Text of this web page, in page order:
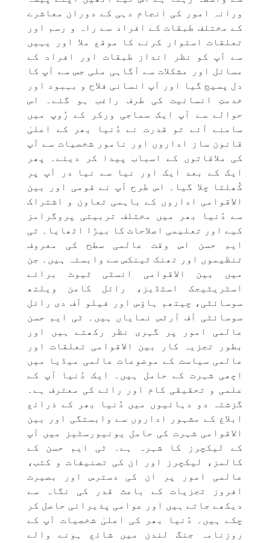
ورانہ امور کی انجام دہی کے دوران معاشرے
کے مختلف طبقات کے افراد سے راہ و رسم اور
تعلقات استوار کرنے کا موقع ملا اور یہیں
سے آپ کو نظر انداز طبقات اور افراد کے
مسائل اور مشکلات سے آگاہی ملی جس سے آپ کا
دل پسیج گیا اور آپ انسانی فلاح و بہبود اور
خدمتِ انسانیت کی طرف راغب ہو گئے۔ اس
حوالے سے آپ ایک سماجی ورکر کے رُوپ میں
سامنے آئے تو قدرت نے دُنیا بھر کے اعلیٰ
قانون ساز اداروں اور نامور شخصیات سے آپ
کی ملاقاتوں کے اسباب پیدا کر دیئے۔ پھر
ایک کے بعد ایک اور نیا سے نیا در آپ پر
کُھلتا چلا گیا۔ اس طرح آپ نے قومی اور بین
الاقوامی اداروں کے باہمی تعاون و اشتراک
سے دُنیا بھر میں مختلف تربیتی پروگرامز
کیے اور تعلیمی اصلاحات کا بیڑا اٹھایا۔ ٹی
ایم حسن اس وقت عالمی سطح کی معروف
تنظیموں اور تھنک ٹینکس سے وابستہ ہیں۔ جن
میں بین الاقوامی انسٹی ٹیوٹ برائے
اسٹریٹیجک اسٹڈیز، رائل کامن ویلتھ
سوسائٹی، چیتھم ہاؤس اور فیلو آف دی رائل
سوسائٹی آف آرٹس نمایاں ہیں۔ ٹی ایم حسن
عالمی امور پر گہری نظر رکھتے ہیں اور
بطور تجزیہ کار بین الاقوامی تعلقات اور
عالمی سیاست کے موضوعات عالمی میڈیا میں
اچھی شہرت کے حامل ہیں۔ ایک دُنیا آپ کے
علمی و تحقیقی کام اور رائے کی معترف ہے۔
گزشتہ دو دہائیوں میں دُنیا بھر کے ذرائع
ابلاغ کے مشہور اداروں سے وابستگی اور بین
الاقوامی شہرت کی حامل یونیورسٹیز میں آپ
کے لیکچرز کا شہرہ ہے۔ ٹی ایم حسن کے
کالمز، لیکچرز اور ان کی تصنیفات و کتب،
عالمی امور پر ان کی دسترس اور بصیرت
افروز تجزیات کے باعث قدر کی نگاہ سے
دیکھے جاتے ہیں اور عوامی پذیرائی حاصل کر
چکے ہیں۔ دُنیا بھر کی اعلیٰ شخصیات آپ کے
روزنامہ جنگ لندن میں شائع ہونے والے